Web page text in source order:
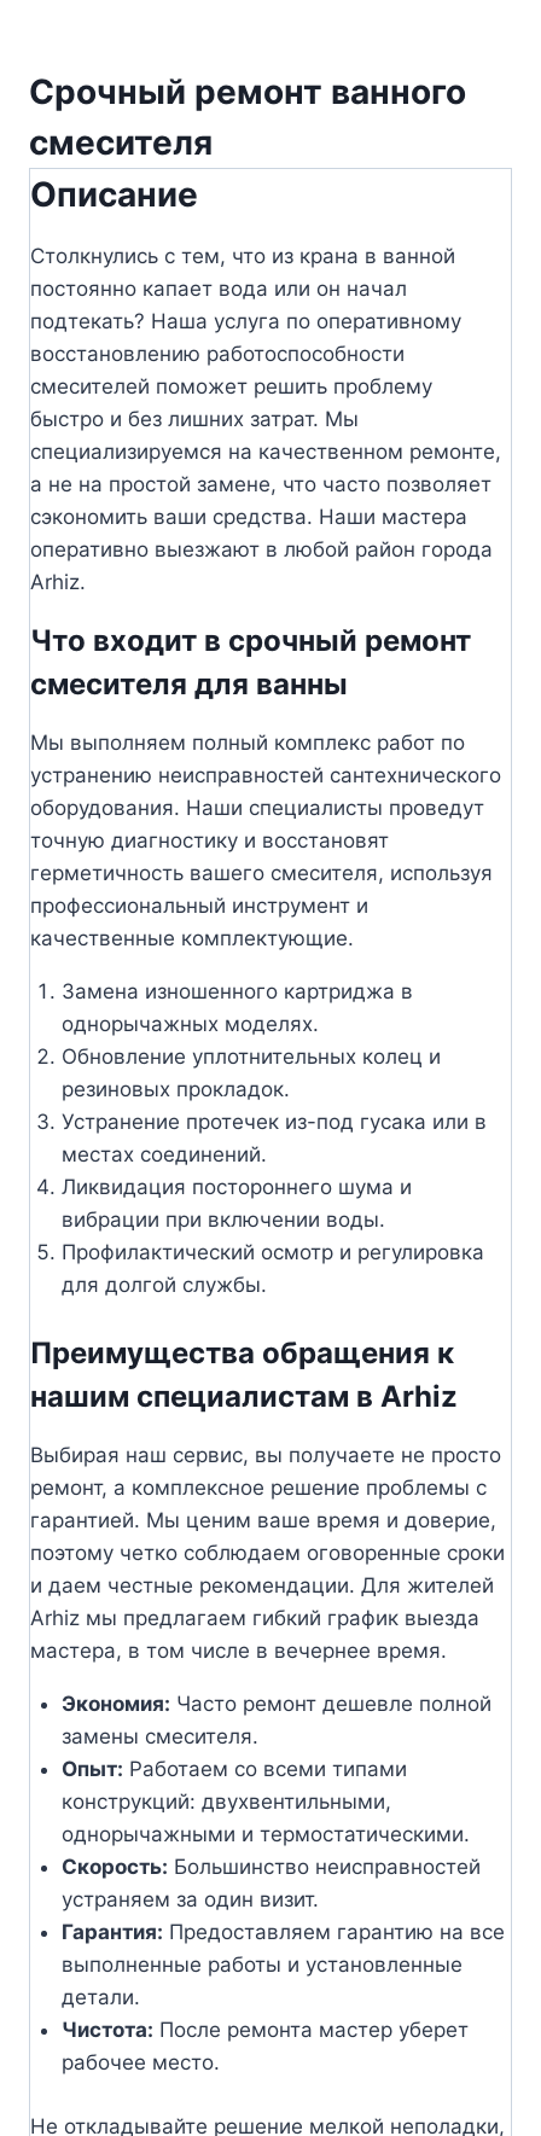
Срочный ремонт ванного
смесителя
Описание
Столкнулись с тем, что из крана в ванной
постоянно капает вода или он начал
подтекать? Наша услуга по оперативному
восстановлению работоспособности
смесителей поможет решить проблему
быстро и без лишних затрат. Мы
специализируемся на качественном ремонте,
а не на простой замене, что часто позволяет
сэкономить ваши средства. Наши мастера
оперативно выезжают в любой район города
Arhiz.
Что входит в срочный ремонт
смесителя для ванны
Мы выполняем полный комплекс работ по
устранению неисправностей сантехнического
оборудования. Наши специалисты проведут
точную диагностику и восстановят
герметичность вашего смесителя, используя
профессиональный инструмент и
качественные комплектующие.
Замена изношенного картриджа в
однорычажных моделях.
Обновление уплотнительных колец и
резиновых прокладок.
Устранение протечек из-под гусака или в
местах соединений.
Ликвидация постороннего шума и
вибрации при включении воды.
Профилактический осмотр и регулировка
для долгой службы.
Преимущества обращения к
нашим специалистам в Arhiz
Выбирая наш сервис, вы получаете не просто
ремонт, а комплексное решение проблемы с
гарантией. Мы ценим ваше время и доверие,
поэтому четко соблюдаем оговоренные сроки
и даем честные рекомендации. Для жителей
Arhiz мы предлагаем гибкий график выезда
мастера, в том числе в вечернее время.
Экономия: Часто ремонт дешевле полной
замены смесителя.
Опыт: Работаем со всеми типами
конструкций: двухвентильными,
однорычажными и термостатическими.
Скорость: Большинство неисправностей
устраняем за один визит.
Гарантия: Предоставляем гарантию на все
выполненные работы и установленные
детали.
Чистота: После ремонта мастер уберет
рабочее место.
Не откладывайте решение мелкой неполадки,